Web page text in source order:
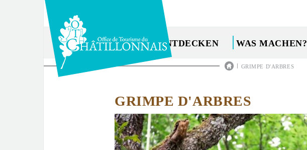
ENTDECKEN WAS MACHEN?
Sie
| GRIMPE D'ARBRES
GRIMPE D'ARBRES